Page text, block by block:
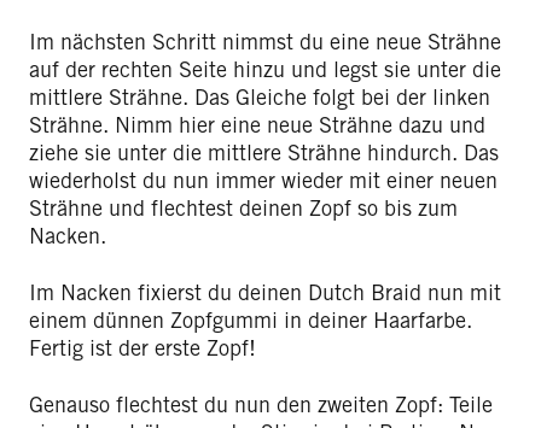
Im nächsten Schritt nimmst du eine neue Strähne
auf der rechten Seite hinzu und legst sie unter die
mittlere Strähne. Das Gleiche folgt bei der linken
Strähne. Nimm hier eine neue Strähne dazu und
ziehe sie unter die mittlere Strähne hindurch. Das
wiederholst du nun immer wieder mit einer neuen
Strähne und flechtest deinen Zopf so bis zum
Nacken.
Im Nacken fixierst du deinen Dutch Braid nun mit
einem dünnen Zopfgummi in deiner Haarfarbe.
Fertig ist der erste Zopf!
Genauso flechtest du nun den zweiten Zopf: Teile